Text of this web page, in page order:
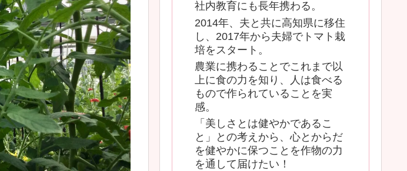
社内教育にも長年携わる。
2014年、夫と共に高知県に移住
し、2017年から夫婦でトマト栽
培をスタート。
農業に携わることでこれまで以
上に食の力を知り、人は食べる
もので作られていることを実
感。
「美しさとは健やかであるこ
と」との考えから、心とからだ
を健やかに保つことを作物の力
を通して届けたい！